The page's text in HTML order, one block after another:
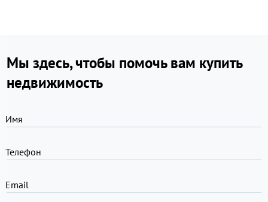
Мы здесь, чтобы помочь вам купить
недвижимость
Имя
Телефон
Email